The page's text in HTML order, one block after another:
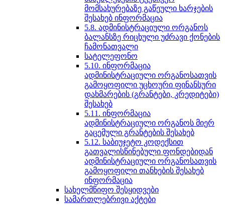
მომსახურებაზე გაწეული ხარჯების
შესახებ ინფორმაცია
5.8. ადმინისტრაციული ორგანოს
ბალანსზე რიცხული უძრავი ქონების
ჩამონათვალი
სატელეფონო
5.10. ინფორმაცია
ადმინისტრაციული ორგანოსათვის
გამოყოფილი უცხოური ფინანსური
დახმარების (გრანტები, კრედიტები)
შესახებ
5.11. ინფორმაცია
ადმინისტრაციული ორგანოს მიერ
გაცემული გრანტების შესახებ
5.12. საბიუჯეტო კოდექსით
გათვალისწინებული ფონდებიდან
ადმინისტრაციული ორგანოსათვის
გამოყოფილი თანხების შესახებ
ინფორმაცია
სახელმწიფო შესყიდვები
სამართლებრივი აქტები